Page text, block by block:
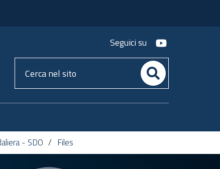
Seguici su youtube
Cerca
nel
- SDO Files